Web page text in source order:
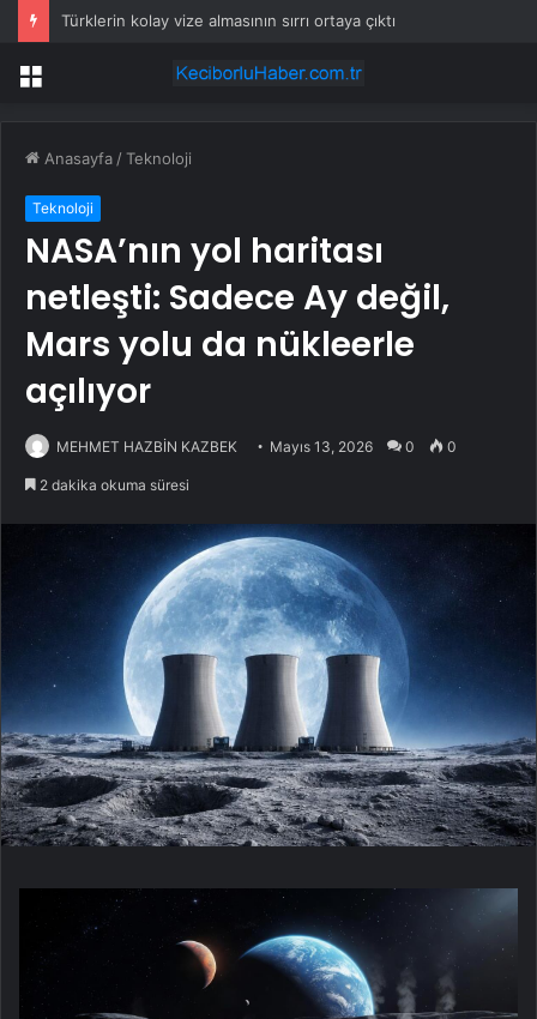
Türklerin kolay vize almasının sırrı ortaya çıktı
Menü
Anasayfa /Teknoloji
Teknoloji
NASA’nın yol haritası
netleşti: Sadece Ay değil,
Mars yolu da nükleerle
açılıyor
MEHMET HAZBİN KAZBEK Mayıs 13, 2026 0 0
2 dakika okuma süresi